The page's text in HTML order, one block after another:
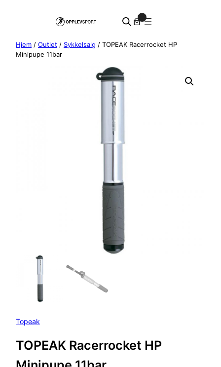
Hjem / Outlet / Sykkelsalg / TOPEAK Racerrocket HP
Minipupe 11bar
Topeak
TOPEAK Racerrocket HP